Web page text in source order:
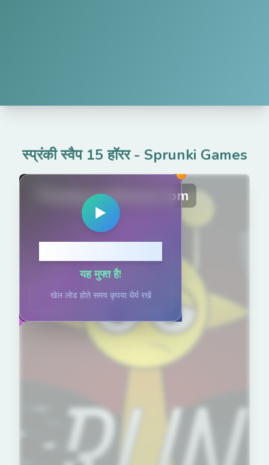
स्प्रंकी स्वैप 15 हॉरर- Sprunki Games
PlaySprunkiGame.com
▶
यह मुफ्त है!
खेल लोड होते समय कृपया धैर्य रखें